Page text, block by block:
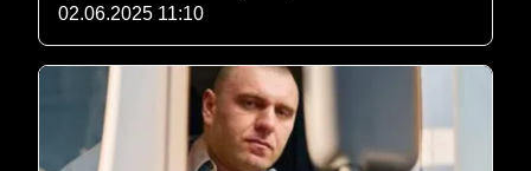
02.06.2025 11:10